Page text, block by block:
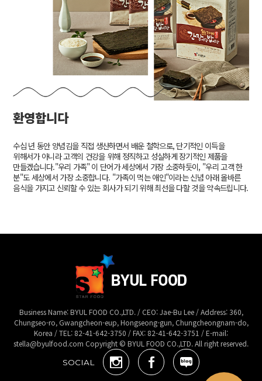
환영합니다
수십 년 동안 양념김을 직접 생산하면서 배운 철학으로, 단기적인 이득을
위해서가 아니라 고객의 건강을 위해 정직하고 성실하게 장기적인 제품을
만들겠습니다."우리 가족" 이 단어가 세상에서 가장 소중하듯이, "우리 고객 한
분"도 세상에서 가장 소중합니다. "가족이 먹는 애인"이라는 신념 아래 올바른
음식을 가지고 신뢰할 수 있는 회사가 되기 위해 최선을 다할 것을 약속드립니다.
Business Name: BYUL FOOD CO.,LTD. / CEO: Jae-Bu Lee / Address: 360,
Chungseo-ro, Gwangcheon-eup, Hongseong-gun, Chungcheongnam-do,
Korea / TEL: 82-41-642-3750 / FAX: 82-41-642-3751 / E-mail:
stella@byulfood.com Copyright © BYUL FOOD CO.,LTD. All right reserved.
SOCIAL